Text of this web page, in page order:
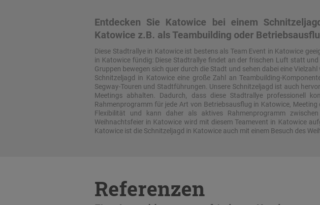
Entdecken Sie Katowice bei einem
Katowice z.B. als Teambuilding oder
Diese Stadtrallye in Katowice ist bestens als Team Event in Katowice
in Katowice fündig: Diese Stadtrallye findet an der frischen Luft statt
Gruppen bewegen sich quer durch die Stadt und sehen dabei eine
Schnitzeljagd in Katowice eine große Zahl an Teambuilding-
Segway-Touren und Stadtführungen. Unsere Schnitzeljagd ist auch
Meetings abhalten. Dadurch, dass diese Stadtrallye professionell
Rahmenprogramm für jede Art von Betriebsausflug in Katowice,
Flexibilität und kann daher als aktives Rahmenprogramm
Weihnachtsfeier in Katowice wird mit diesem Teamevent in Katowice
Katowice ist die Schnitzeljagd in Katowice auch mit einem Besuch des
Referenzen